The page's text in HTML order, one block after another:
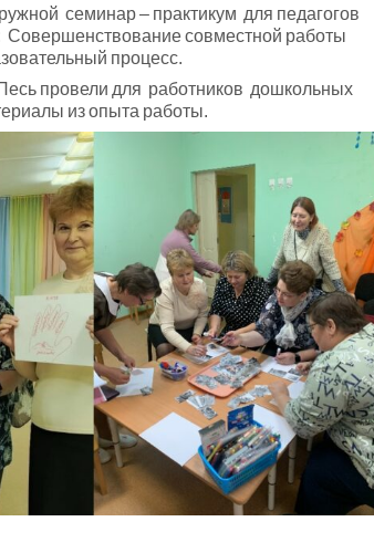
семинар – практикум для педагогов
Совершенствование совместной работы
процесс.
провели для работников дошкольных
из опыта работы.